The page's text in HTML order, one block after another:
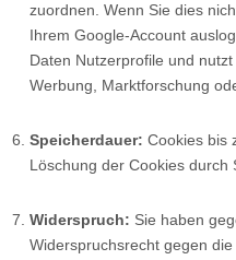
zuordnen. Wenn Sie dies
Ihrem Google-Account
Daten Nutzerprofile und
Werbung, Marktforschung
Speicherdauer: Cookies bis
Löschung der Cookies durch
Widerspruch: Sie haben
Widerspruchsrecht gegen